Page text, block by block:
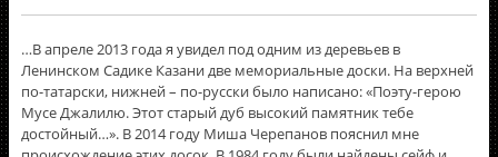
…В апреле 2013 года я увидел под одним из деревьев в
Ленинском Садике Казани две мемориальные доски. На верхней
по-татарски, нижней – по-русски было написано: «Поэту-герою
Мусе Джалилю. Этот старый дуб высокий памятник тебе
достойный…». В 2014 году Миша Черепанов пояснил мне